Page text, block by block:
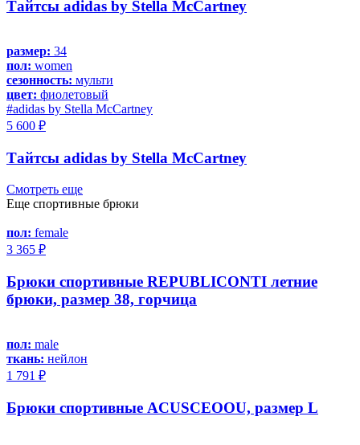
Тайтсы adidas by Stella McCartney
размер: 34
пол: women
сезонность: мульти
цвет: фиолетовый
#adidas by Stella McCartney
5 600 ₽
Тайтсы adidas by Stella McCartney
Смотреть еще
Еще спортивные брюки
пол: female
3 365 ₽
Брюки спортивные REPUBLICONTI летние
брюки, размер 38, горчица
пол: male
ткань: нейлон
1 791 ₽
Брюки спортивные ACUSCEOOU, размер L